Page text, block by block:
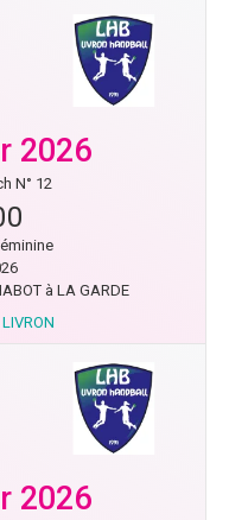
2026
N° 12
à LA GARDE
2026